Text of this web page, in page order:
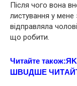
Після чого вона
листування у мене
відправляла
що робити.
Читайте також:
ШВUДШЕ